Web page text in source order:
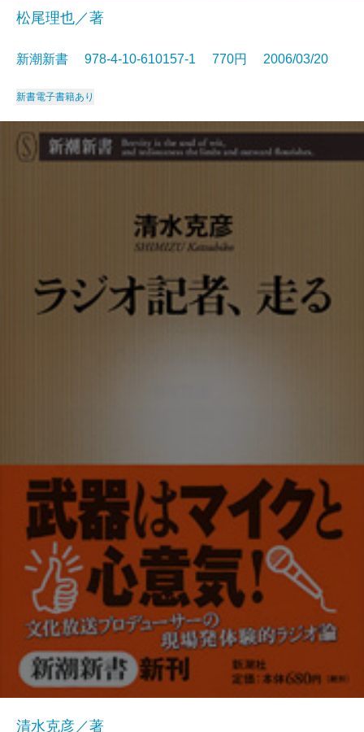
松尾理也／著
新潮新書 978-4-10-610157-1 770円 2006/03/20
新書電子書籍あり
清水克彦／著